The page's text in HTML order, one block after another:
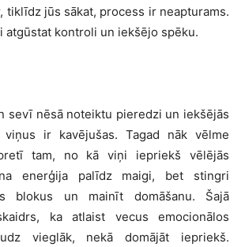
tiklīdz jūs sākat, process ir neapturams.
atgūstat kontroli un iekšējo spēku.
sevī nēsā noteiktu pieredzi un iekšējās
viņus ir kavējušas. Tagad nāk vēlme
tam, no kā viņi iepriekš vēlējās
enerģija palīdz maigi, bet stingri
blokus un mainīt domāšanu. Šajā
ka atlaist vecus emocionālos
vieglāk, nekā domājāt iepriekš.